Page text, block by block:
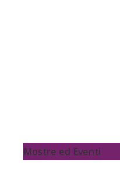
Mostre ed Eventi